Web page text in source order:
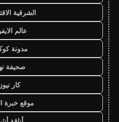
الشرقية
عالم
مدونة
صحيفة
كار نيوز
موقع خبرة